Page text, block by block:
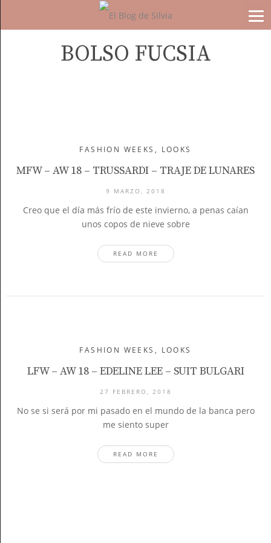
BOLSO FUCSIA
FASHION WEEKS , LOOKS
MFW – AW 18 – TRUSSARDI – TRAJE DE LUNARES
9 MARZO, 2018
Creo que el día más frío de este invierno, a penas caían
unos copos de nieve sobre
READ MORE
FASHION WEEKS , LOOKS
LFW – AW 18 – EDELINE LEE – SUIT BULGARI
27 FEBRERO, 2018
No se si será por mi pasado en el mundo de la banca pero
me siento super
READ MORE